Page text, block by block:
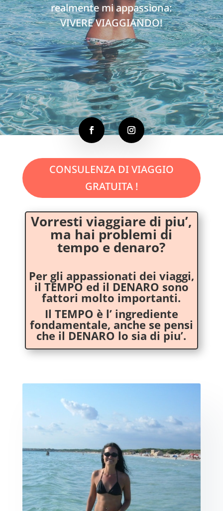
realmente mi appassiona:
VIVERE VIAGGIANDO!
CONSULENZA DI VIAGGIO
GRATUITA !
Vorresti viaggiare di piu’,
ma hai problemi di
tempo e denaro?
Per gli appassionati dei viaggi,
il TEMPO ed il DENARO sono
fattori molto importanti.
Il TEMPO è l’ ingrediente
fondamentale, anche se pensi
che il DENARO lo sia di piu’.